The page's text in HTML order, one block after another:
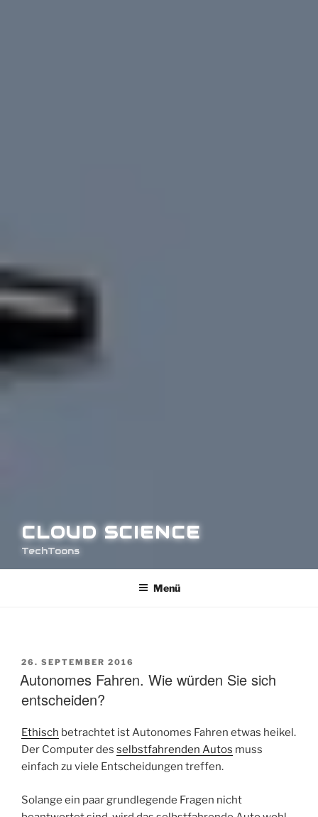
CLOUD SCIENCE
TechToons
Menü
VERÖFFENTLICHT
AM
26. SEPTEMBER 2016
Autonomes Fahren. Wie würden Sie sich
entscheiden?
Ethisch betrachtet ist Autonomes Fahren etwas heikel.
Der Computer des selbstfahrenden Autos muss
einfach zu viele Entscheidungen treffen.
Solange ein paar grundlegende Fragen nicht